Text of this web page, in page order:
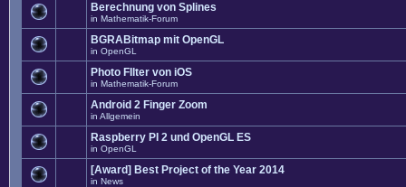
Berechnung von Splines
in Mathematik-Forum
BGRABitmap mit OpenGL
in OpenGL
Photo FIlter von iOS
in Mathematik-Forum
Android 2 Finger Zoom
in Allgemein
Raspberry PI 2 und OpenGL ES
in OpenGL
[Award] Best Project of the Year 2014
in News